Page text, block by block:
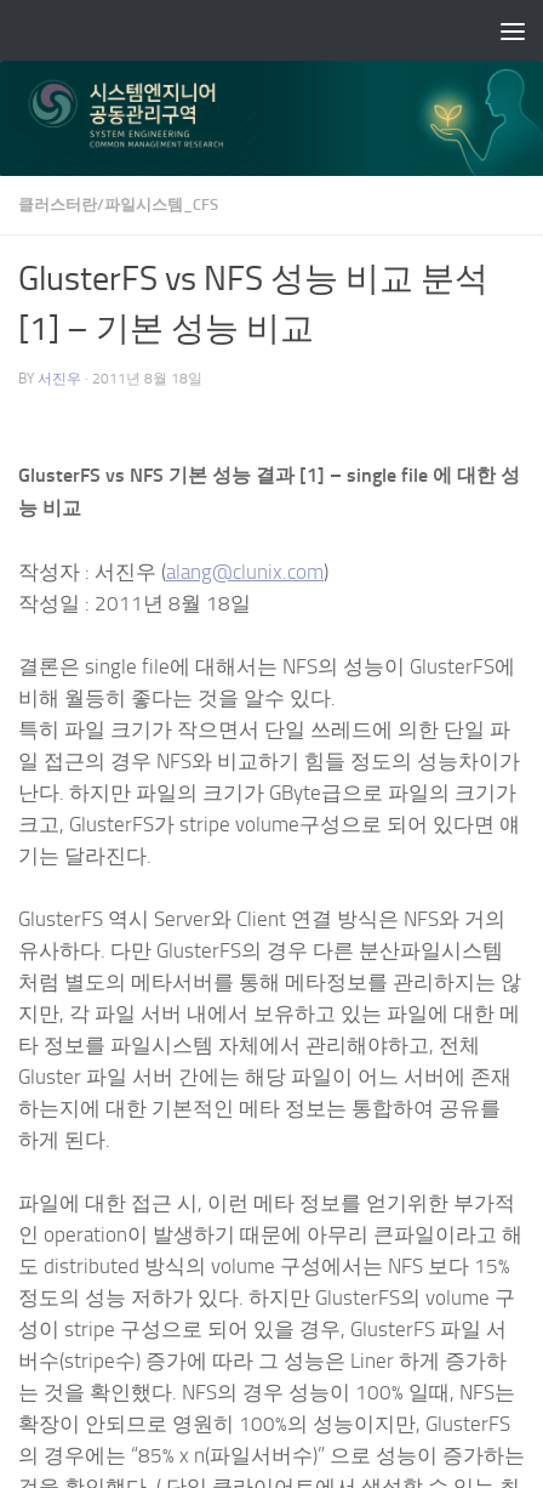
클러스터란/파일시스템_CFS
GlusterFS vs NFS 성능 비교 분석
[1] – 기본 성능 비교
BY 서진우 · 2011년 8월 18일
GlusterFS vs NFS 기본 성능 결과 [1] – single file 에 대한 성
능 비교
작성자 : 서진우 (alang@clunix.com)
작성일 : 2011년 8월 18일
결론은 single file에 대해서는 NFS의 성능이 GlusterFS에
비해 월등히 좋다는 것을 알수 있다.
특히 파일 크기가 작으면서 단일 쓰레드에 의한 단일 파
일 접근의 경우 NFS와 비교하기 힘들 정도의 성능차이가
난다. 하지만 파일의 크기가 GByte급으로 파일의 크기가
크고, GlusterFS가 stripe volume구성으로 되어 있다면 얘
기는 달라진다.
GlusterFS 역시 Server와 Client 연결 방식은 NFS와 거의
유사하다. 다만 GlusterFS의 경우 다른 분산파일시스템
처럼 별도의 메타서버를 통해 메타정보를 관리하지는 않
지만, 각 파일 서버 내에서 보유하고 있는 파일에 대한 메
타 정보를 파일시스템 자체에서 관리해야하고, 전체
Gluster 파일 서버 간에는 해당 파일이 어느 서버에 존재
하는지에 대한 기본적인 메타 정보는 통합하여 공유를
하게 된다.
파일에 대한 접근 시, 이런 메타 정보를 얻기위한 부가적
인 operation이 발생하기 때문에 아무리 큰파일이라고 해
도 distributed 방식의 volume 구성에서는 NFS 보다 15%
정도의 성능 저하가 있다. 하지만 GlusterFS의 volume 구
성이 stripe 구성으로 되어 있을 경우, GlusterFS 파일 서
버수(stripe수) 증가에 따라 그 성능은 Liner 하게 증가하
는 것을 확인했다. NFS의 경우 성능이 100% 일때, NFS는
확장이 안되므로 영원히 100%의 성능이지만, GlusterFS
의 경우에는 “85% x n(파일서버수)” 으로 성능이 증가하는